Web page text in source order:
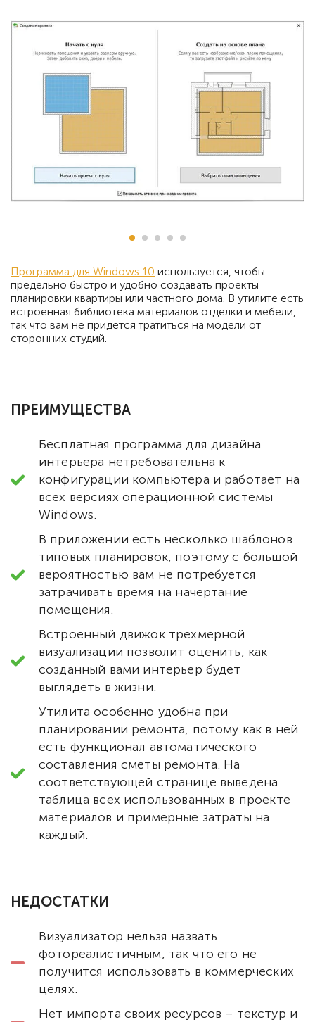
Программа для Windows 10 используется, чтобы
предельно быстро и удобно создавать проекты
планировки квартиры или частного дома. В утилите есть
встроенная библиотека материалов отделки и мебели,
так что вам не придется тратиться на модели от
сторонних студий.
ПРЕИМУЩЕСТВА
Бесплатная программа для дизайна
интерьера нетребовательна к
конфигурации компьютера и работает на
всех версиях операционной системы
Windows.
В приложении есть несколько шаблонов
типовых планировок, поэтому с большой
вероятностью вам не потребуется
затрачивать время на начертание
помещения.
Встроенный движок трехмерной
визуализации позволит оценить, как
созданный вами интерьер будет
выглядеть в жизни.
Утилита особенно удобна при
планировании ремонта, потому как в ней
есть функционал автоматического
составления сметы ремонта. На
соответствующей странице выведена
таблица всех использованных в проекте
материалов и примерные затраты на
каждый.
НЕДОСТАТКИ
Визуализатор нельзя назвать
фотореалистичным, так что его не
получится использовать в коммерческих
целях.
Нет импорта своих ресурсов – текстур и